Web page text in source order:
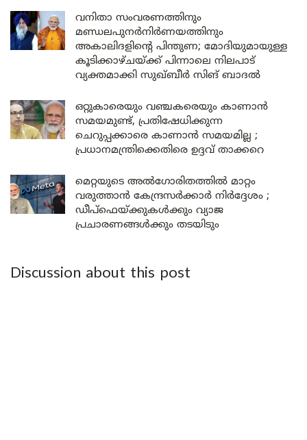
വനിതാ സംവരണത്തിനും
മണ്ഡലപുനർനിർണയത്തിനും
അകാലിദളിന്റെ പിന്തുണ; മോദിയുമായുള്ള
കൂടിക്കാഴ്ചയ്ക്ക് പിന്നാലെ നിലപാട്
വ്യക്തമാക്കി സുഖ്ബീർ സിങ് ബാദൽ
ഒറ്റുകാരെയും വഞ്ചകരെയും കാണാൻ
സമയമുണ്ട്, പ്രതിഷേധിക്കുന്ന
ചെറുപ്പക്കാരെ കാണാൻ സമയമില്ല ;
പ്രധാനമന്ത്രിക്കെതിരെ ഉദ്ദവ് താക്കറെ
മെറ്റയുടെ അൽഗോരിതത്തിൽ മാറ്റം
വരുത്താൻ കേന്ദ്രസർക്കാർ നിർദ്ദേശം ;
ഡീപ്‌ഫെയ്ക്കുകൾക്കും വ്യാജ
പ്രചാരണങ്ങൾക്കും തടയിടും
Discussion about this post